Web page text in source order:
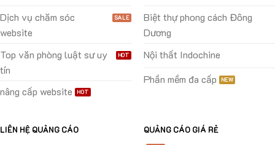
Dịch vụ chăm sóc
website
Top văn phòng luật sư uy
tín
nâng cấp website
Biệt thự phong cách Đông
Dương
Nội thất Indochine
Phần mềm đa cấp
LIÊN HỆ QUẢNG CÁO QUẢNG CÁO GIÁ RẺ